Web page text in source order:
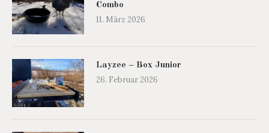
Combo
11. März 2026
Layzee – Box Junior
26. Februar 2026